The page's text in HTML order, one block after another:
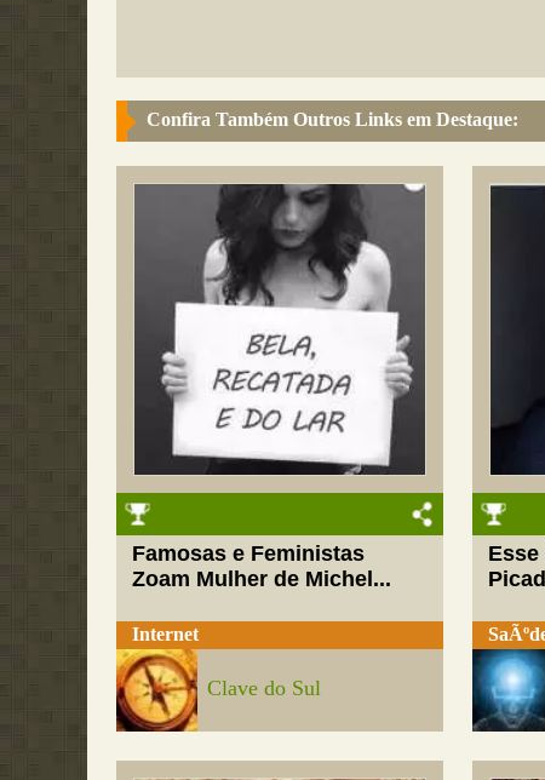
Confira Também Outros Links em Destaque:
Famosas e Feministas
Zoam Mulher de Michel...
Internet
Clave do Sul